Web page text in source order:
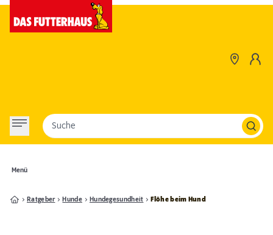
Menü
Suche
Ratgeber Hunde Hundegesundheit Flöhe beim Hund